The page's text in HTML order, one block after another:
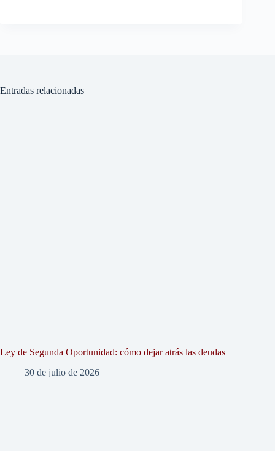
Entradas relacionadas
Ley de Segunda Oportunidad: cómo dejar atrás las deudas
30 de julio de 2026